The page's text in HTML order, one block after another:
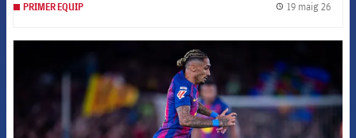
PRIMER EQUIP 19 maig 26
FCB Barcelona badge